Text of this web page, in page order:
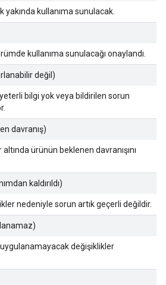
kullanıma sunulacak.
kullanıma sunulacağı onaylandı.
değil)
bilgi yok veya bildirilen sorun
davranış)
ürünün beklenen davranışını
kaldırıldı)
nedeniyle sorun artık geçerli değildir.
değişiklikler